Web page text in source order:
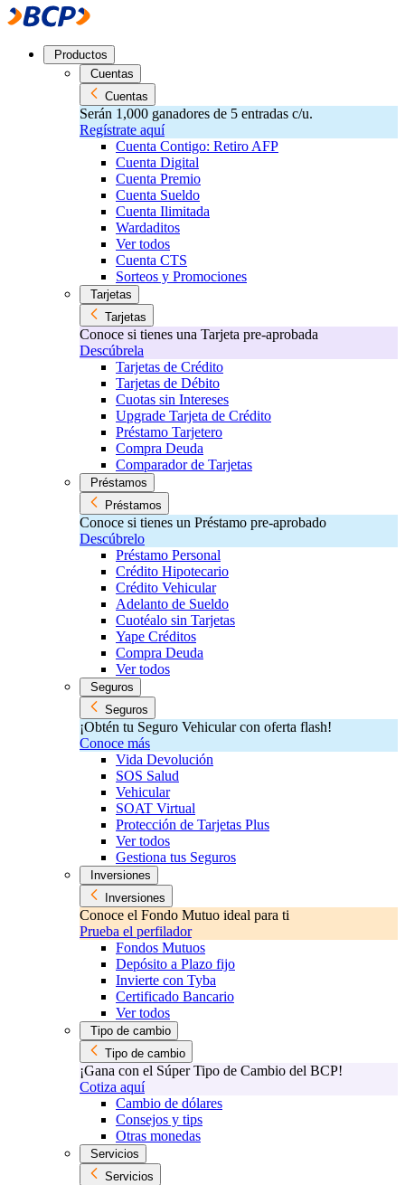
Productos
Cuentas
Cuentas
Serán 1,000 ganadores de 5 entradas c/u.
Regístrate aquí
Cuenta Contigo: Retiro AFP
Cuenta Digital
Cuenta Premio
Cuenta Sueldo
Cuenta Ilimitada
Wardaditos
Ver todos
Cuenta CTS
Sorteos y Promociones
Tarjetas
Tarjetas
Conoce si tienes una Tarjeta pre-aprobada
Descúbrela
Tarjetas de Crédito
Tarjetas de Débito
Cuotas sin Intereses
Upgrade Tarjeta de Crédito
Préstamo Tarjetero
Compra Deuda
Comparador de Tarjetas
Préstamos
Préstamos
Conoce si tienes un Préstamo pre-aprobado
Descúbrelo
Préstamo Personal
Crédito Hipotecario
Crédito Vehicular
Adelanto de Sueldo
Cuotéalo sin Tarjetas
Yape Créditos
Compra Deuda
Ver todos
Seguros
Seguros
¡Obtén tu Seguro Vehicular con oferta flash!
Conoce más
Vida Devolución
SOS Salud
Vehicular
SOAT Virtual
Protección de Tarjetas Plus
Ver todos
Gestiona tus Seguros
Inversiones
Inversiones
Conoce el Fondo Mutuo ideal para ti
Prueba el perfilador
Fondos Mutuos
Depósito a Plazo fijo
Invierte con Tyba
Certificado Bancario
Ver todos
Tipo de cambio
Tipo de cambio
¡Gana con el Súper Tipo de Cambio del BCP!
Cotiza aquí
Cambio de dólares
Consejos y tips
Otras monedas
Servicios
Servicios